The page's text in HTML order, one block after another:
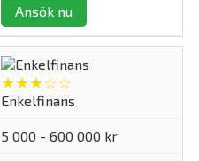
Ansök nu
★★★☆☆
Enkelfinans
5 000 - 600 000 kr